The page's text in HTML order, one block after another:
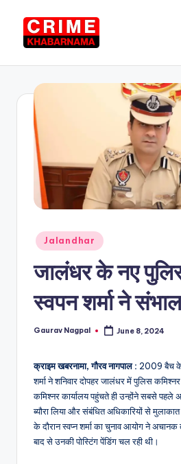
m
K
m
Hindi,
Local
News
Posted
in
Jalandhar
जालंधर के नए
स्वपन शर्मा ने
Posted
Gaurav Nagpal June 8, 2024
क्राइम खबरनामा, गौरव नागपाल : 2009 बैच के
शर्मा ने शनिवार दोपहर जालंधर में पुलिस
कमिश्नर कार्यालय पहुंचते ही उन्होंने सबसे पहले
ब्यौरा लिया और संबंधित अधिकारियों से
के दौरान स्वप्न शर्मा का चुनाव आयोग ने
बाद से उनकी पोस्टिंग पेंडिंग चल रही थी।